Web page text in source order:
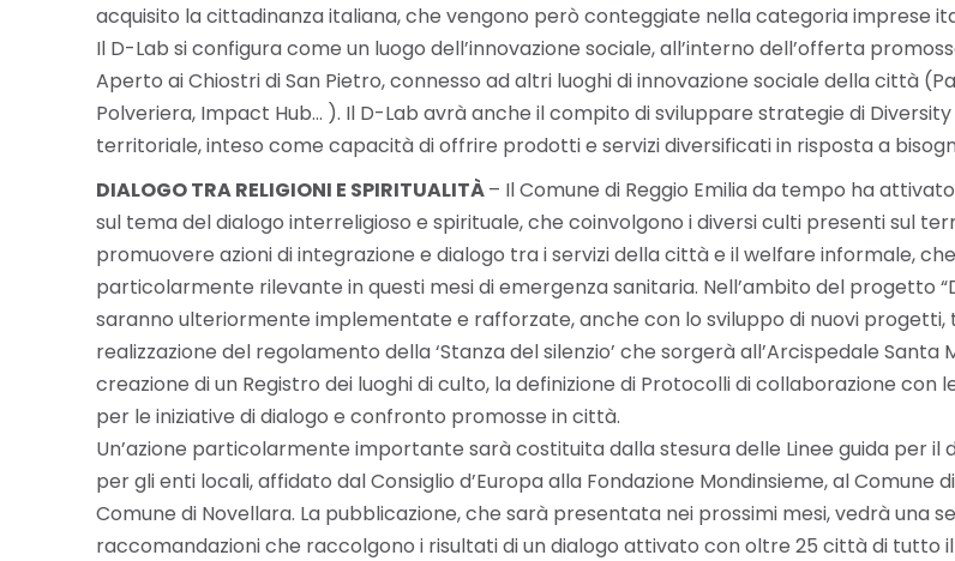
acquisito la cittadinanza italiana, che vengono però conteggiate nella categoria imprese
Il D-Lab si configura come un luogo dell’innovazione sociale, all’interno dell’offerta
Aperto ai Chiostri di San Pietro, connesso ad altri luoghi di innovazione sociale della città
Polveriera, Impact Hub… ). Il D-Lab avrà anche il compito di sviluppare strategie di
territoriale, inteso come capacità di offrire prodotti e servizi diversificati in risposta a
DIALOGO TRA RELIGIONI E SPIRITUALITÀ– Il Comune di Reggio Emilia da tempo ha
sul tema del dialogo interreligioso e spirituale, che coinvolgono i diversi culti presenti sul
promuovere azioni di integrazione e dialogo tra i servizi della città e il welfare informale,
particolarmente rilevante in questi mesi di emergenza sanitaria. Nell’ambito del progetto
saranno ulteriormente implementate e rafforzate, anche con lo sviluppo di nuovi progetti,
realizzazione del regolamento della ‘Stanza del silenzio’ che sorgerà all’Arcispedale Santa
creazione di un Registro dei luoghi di culto, la definizione di Protocolli di collaborazione con
per le iniziative di dialogo e confronto promosse in città.
Un’azione particolarmente importante sarà costituita dalla stesura delle Linee guida per il
per gli enti locali, affidato dal Consiglio d’Europa alla Fondazione Mondinsieme, al Comune
Comune di Novellara. La pubblicazione, che sarà presentata nei prossimi mesi, vedrà una
raccomandazioni che raccolgono i risultati di un dialogo attivato con oltre 25 città di tutto